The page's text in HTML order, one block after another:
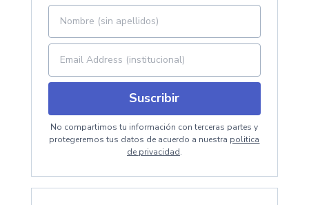
Suscribir
No compartimos tu información con terceras partes y
protegeremos tus datos de acuerdo a nuestra politica
de privacidad.